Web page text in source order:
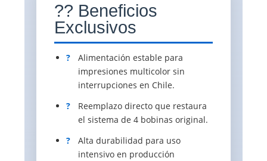
?? Beneficios
Exclusivos
?
Alimentación estable para
impresiones multicolor sin
interrupciones en Chile.
?
Reemplazo directo que restaura
el sistema de 4 bobinas original.
?
Alta durabilidad para uso
intensivo en producción